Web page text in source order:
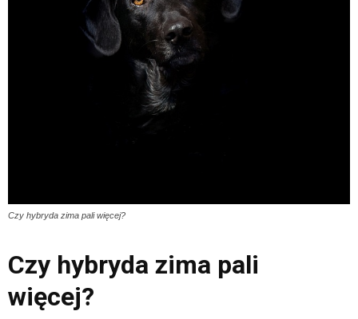
Czy hybryda zima pali więcej?
Czy hybryda zima pali
więcej?